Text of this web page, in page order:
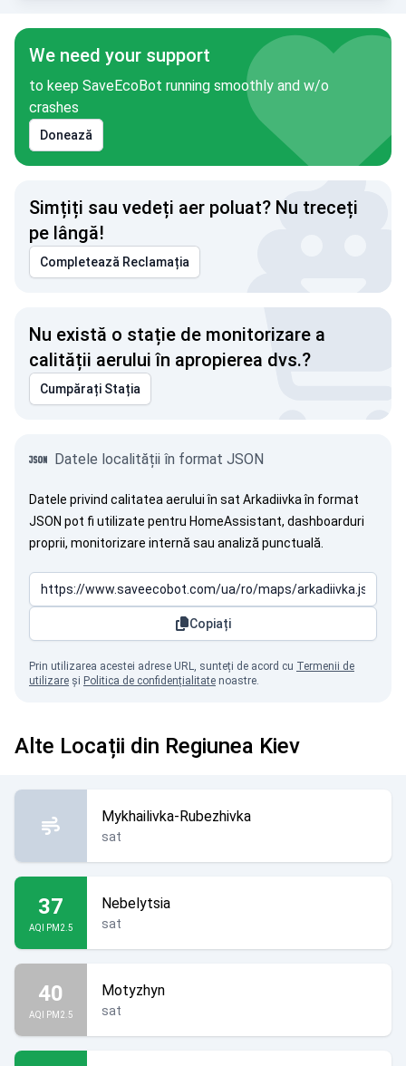
We need your support
to keep SaveEcoBot running smoothly and w/o
crashes
Donează
Simțiți sau vedeți aer poluat? Nu treceți
pe lângă!
Completează Reclamația
Nu există o stație de monitorizare a
calității aerului în apropierea dvs.?
Cumpărați Stația
Datele localității în format JSON
Datele privind calitatea aerului în sat Arkadiivka în format
JSON pot fi utilizate pentru HomeAssistant, dashboarduri
proprii, monitorizare internă sau analiză punctuală.
Copiați
Prin utilizarea acestei adrese URL, sunteți de acord cu Termenii de
utilizare și Politica de confidențialitate noastre.
Alte Locații din Regiunea Kiev
Mykhailivka-Rubezhivka
sat
37
AQI PM2.5
Nebelytsia
sat
40
AQI PM2.5
Motyzhyn
sat